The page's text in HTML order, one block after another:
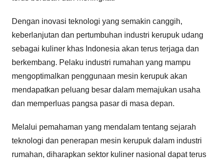
Dengan inovasi teknologi yang semakin canggih,
keberlanjutan dan pertumbuhan industri kerupuk udang
sebagai kuliner khas Indonesia akan terus terjaga dan
berkembang. Pelaku industri rumahan yang mampu
mengoptimalkan penggunaan mesin kerupuk akan
mendapatkan peluang besar dalam memajukan usaha
dan memperluas pangsa pasar di masa depan.
Melalui pemahaman yang mendalam tentang sejarah
teknologi dan penerapan mesin kerupuk dalam industri
rumahan, diharapkan sektor kuliner nasional dapat terus